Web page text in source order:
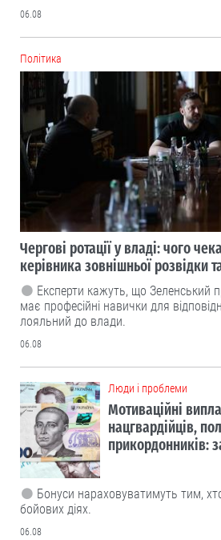
06.08
Політика
Чергові ротації у владі: чого
керівника зовнішньої розвідки
Експерти кажуть, що Зеленський
має професійні навички для
лояльний до влади.
06.08
Люди і проблеми
Мотиваційні
нацгвардійців,
прикордонників:
Бонуси нараховуватимуть тим,
бойових діях.
06.08